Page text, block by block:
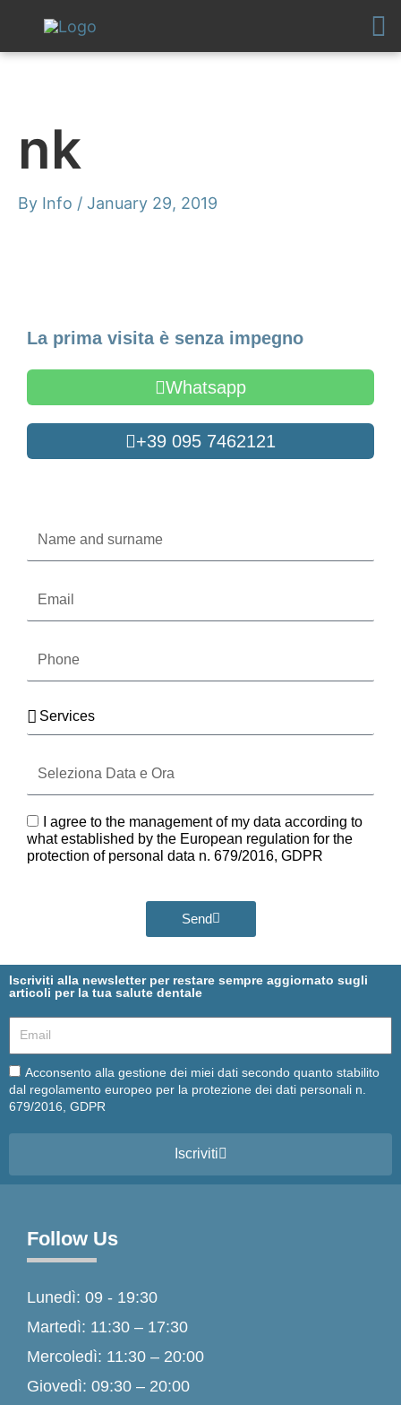
content
nk
By Info / January 29, 2019
La prima visita è senza impegno
Whatsapp
+39 095 7462121
and
surname
Services
Data
e
GDPRI agree to the management of my data according to
what established by the European regulation for the
protection of personal data n. 679/2016, GDPR
Send
Iscriviti alla newsletter per restare sempre aggiornato sugli
articoli per la tua salute dentale
Email
Email
Acconsento alla gestione dei miei dati secondo quanto stabilito
dal regolamento europeo per la protezione dei dati personali n.
679/2016, GDPR
Iscriviti
Follow Us
Lunedì: 09 - 19:30
Martedì: 11:30 – 17:30
Mercoledì: 11:30 – 20:00
Giovedì: 09:30 – 20:00